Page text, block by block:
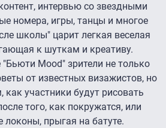
интервью со звездными
номера, игры, танцы и многое
школы" царит легкая веселая
к шуткам и креативу.
Mood" зрители не только
от известных визажистов, но
как участники будут рисовать
того, как покружатся, или
локоны, прыгая на батуте.